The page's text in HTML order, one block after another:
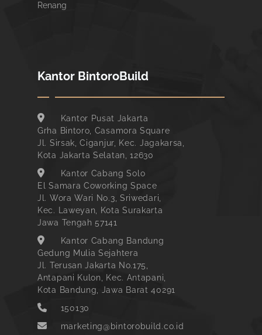
Renang
Kantor BintoroBuild
Kantor Pusat Jakarta
Grha Bintoro, Casamora Square
Jl. Sirsak, Ciganjur, Kec. Jagakarsa,
Kota Jakarta Selatan, 12630
Kantor Cabang Solo
El Samara Coworking Space
Jl. Wora Wari No.3, Sriwedari,
Kec. Laweyan, Kota Surakarta
Jawa Tengah 57141
Kantor Cabang Bandung
Gedung Mulia Sejahtera
Jl. Terusan Jakarta No.175,
Antapani Kulon, Kec. Antapani,
Kota Bandung, Jawa Barat 40291
150130
marketing@bintorobuild.co.id